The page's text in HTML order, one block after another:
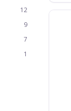
12
9
7
1
Tascam